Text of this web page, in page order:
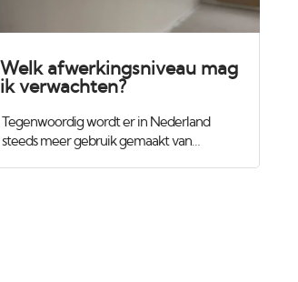
Welk afwerkingsniveau mag
ik verwachten?
Tegenwoordig wordt er in Nederland
steeds meer gebruik gemaakt van